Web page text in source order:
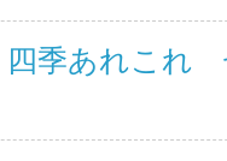
四季あれこれ